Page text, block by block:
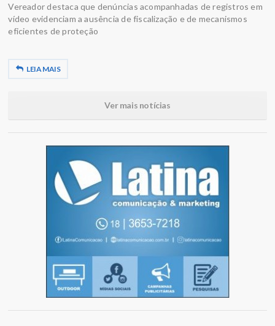
Vereador destaca que denúncias acompanhadas de registros em
vídeo evidenciam a ausência de fiscalização e de mecanismos
eficientes de proteção
LEIA MAIS
Ver mais notícias